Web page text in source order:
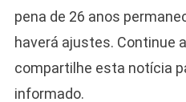
pena de 26 anos
haverá ajustes. Continue
compartilhe esta notícia
informado.